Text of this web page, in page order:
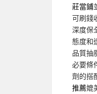
莊當鋪
可刷錢
深度保
態度和
品質抽
必要條
劑的搭
推薦媲